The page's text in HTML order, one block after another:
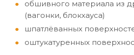
обшивного материала из
(вагонки, блокхауса)
шпатлёванных
оштукатуренных